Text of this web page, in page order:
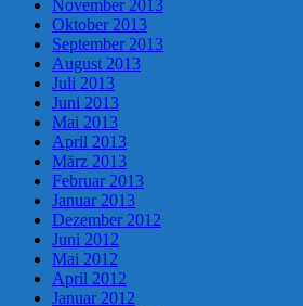
November 2013
Oktober 2013
September 2013
August 2013
Juli 2013
Juni 2013
Mai 2013
April 2013
März 2013
Februar 2013
Januar 2013
Dezember 2012
Juni 2012
Mai 2012
April 2012
Januar 2012